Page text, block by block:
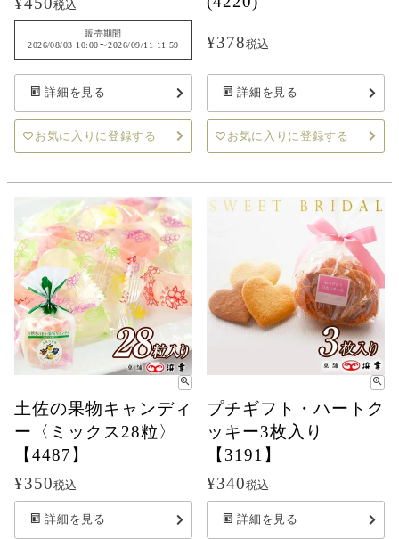
税込
販売期間
2026/08/03 10:00〜2026/09/11 11:59
詳細を見る
お気に入りに登録する
¥378税込
詳細を見る
お気に入りに登録する
土佐の果物キャンディ
ー〈ミックス28粒〉
【4487】
¥350税込
詳細を見る
プチギフト・ハートク
ッキー3枚入り
【3191】
¥340税込
詳細を見る